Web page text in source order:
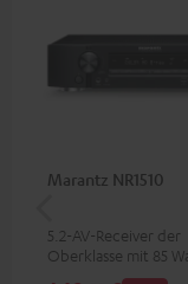
Marantz NR1510
5.2-AV-Receiver der
Oberklasse mit 85
Ausgangsleistung